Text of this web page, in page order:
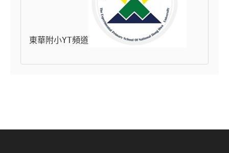
東華附小YT頻道